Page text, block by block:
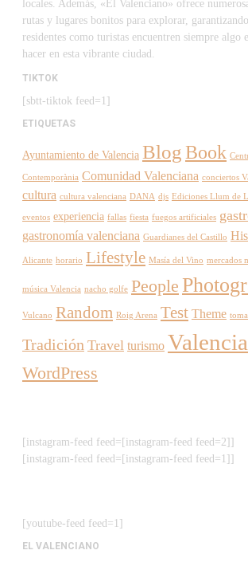
locales. Además, «El Valenciano» ofrece
rutas y lugares bonitos para explorar,
residentes como turistas encuentren siempre algo
hacer en esta vibrante ciudad.
TIKTOK
[sbtt-tiktok feed=1]
ETIQUETAS
Ayuntamiento de Valencia BlogBook
Contemporània Comunidad Valenciana conciertos
cultura cultura valenciana DANA djs Ediciones Llum de
eventos experiencia fallas fiesta fuegos artificiales
gastronomía valenciana Guardianes del Castillo
Alicante horario Lifestyle Masía del Vino mercados
música Valencia nacho golfe People
Vulcano Random Roig Arena Test Theme
Tradición Travel turismo Valencia
WordPress
[instagram-feed feed=[instagram-feed feed=2]]
[instagram-feed feed=[instagram-feed feed=1]]
[youtube-feed feed=1]
EL VALENCIANO